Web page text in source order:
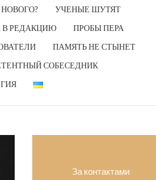
УЧЕНЫЕ ШУТЯТ
В РЕДАКЦИЮ
ПРОБЫ ПЕРА
ПАМЯТЬ НЕ СТЫНЕТ
СОБЕСЕДНИК
За контактами